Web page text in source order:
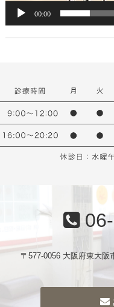
00:00
06-
〒577-0056 大阪府東大阪